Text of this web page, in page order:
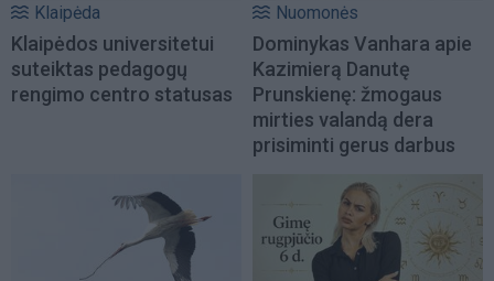
Klaipėda
Klaipėdos universitetui
suteiktas pedagogų
rengimo centro statusas
Nuomonės
Dominykas Vanhara apie
Kazimierą Danutę
Prunskienę: žmogaus
mirties valandą dera
prisiminti gerus darbus